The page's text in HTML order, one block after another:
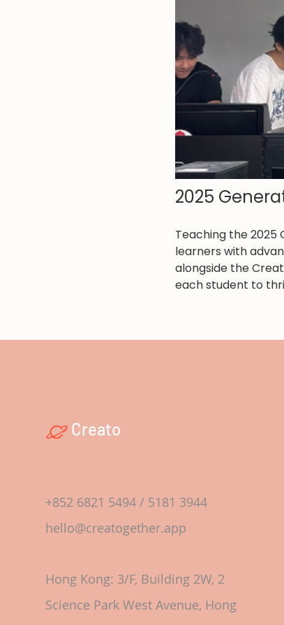
2025
Teaching the 2025
learners with
alongside the
each student to
Creato
+852 6821 5494 / 5181 3944
hello@creatogether.app
Hong Kong: 3/F, Building 2W, 2
Science Park West Avenue, Hong